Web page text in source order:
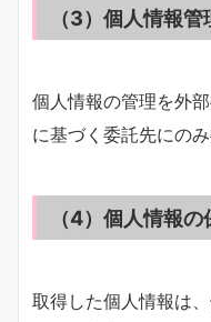
（3）個人情報
個人情報の管理を外
に基づく委託先にの
（4）個人情報
取得した個人情報は